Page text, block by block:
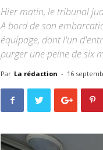
Hier matin, le tribunal
A bord de son
équipage, dont l'un
purger une peine de six
Par La rédaction - 16